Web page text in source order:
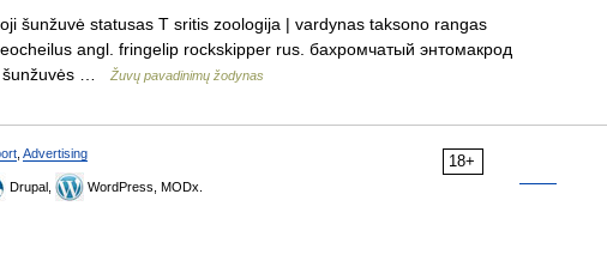
šunžuvė statusas T sritis zoologija | vardynas taksono rangas
angl. fringelip rockskipper rus. бахромчатый энтомакрод
šunžuvės …
Žuvų pavadinimų žodynas
18+
Advertising
Drupal, WordPress, MODx.